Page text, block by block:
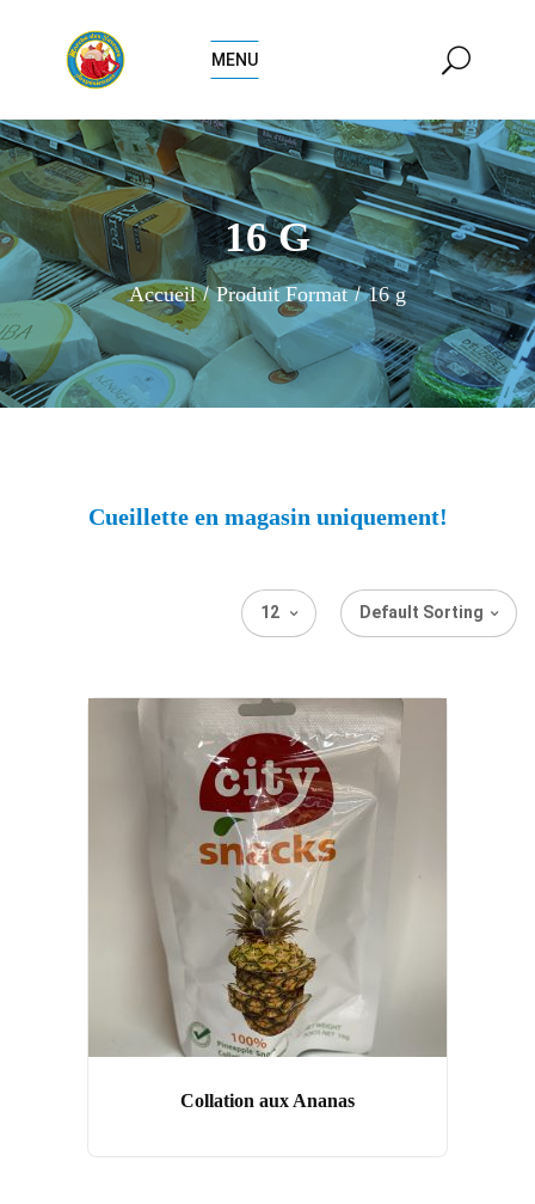
MENU
16 G
Accueil Produit Format 16 g
Cueillette en magasin uniquement!
Default Sorting
12
Collation aux Ananas